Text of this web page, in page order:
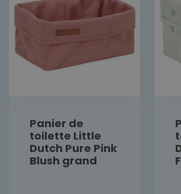
Panier de
toilette Little
Dutch Pure Pink
Blush grand